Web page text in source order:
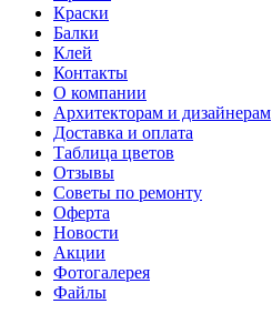
Краски
Балки
Клей
Контакты
О компании
Архитекторам и дизайнерам
Доставка и оплата
Таблица цветов
Отзывы
Советы по ремонту
Оферта
Новости
Акции
Фотогалерея
Файлы